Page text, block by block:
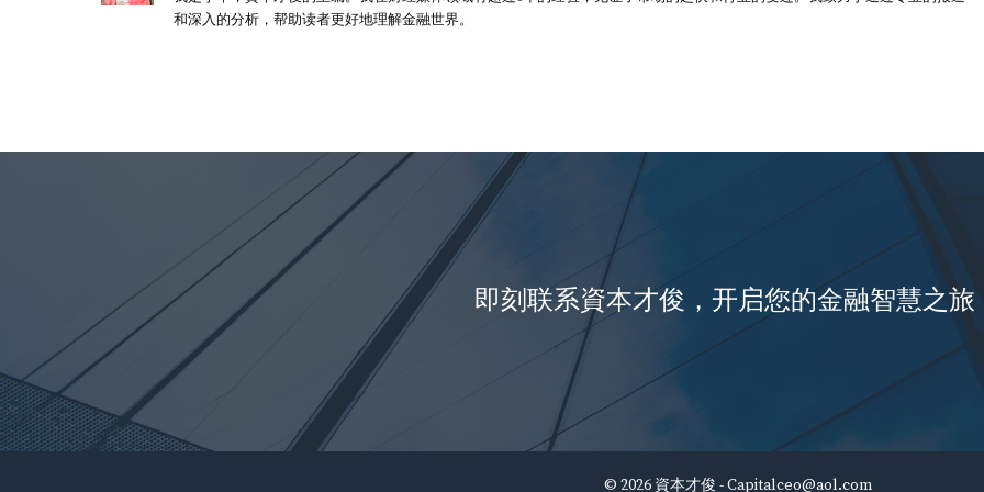
和深入的分析，帮助读者更好地理解金融世界。
即刻联系資本才俊，开启您的金融智慧之旅
© 2026 資本才俊 -Capitalceo@aol.com